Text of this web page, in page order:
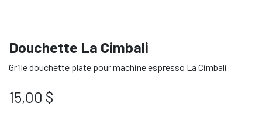
Douchette La Cimbali
Grille douchette plate pour machine espresso La Cimbali
15,00 $